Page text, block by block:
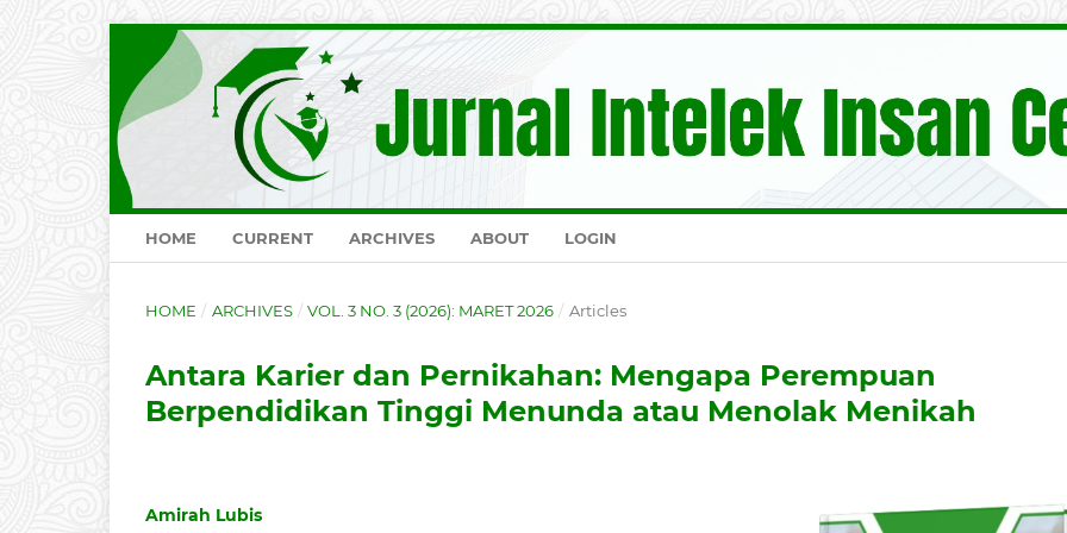
HOME CURRENT ARCHIVES ABOUT LOGIN
HOME / ARCHIVES / VOL. 3 NO. 3 (2026): MARET 2026 / Articles
Antara Karier dan Pernikahan: Mengapa Perempuan
Berpendidikan Tinggi Menunda atau Menolak Menikah
Amirah Lubis